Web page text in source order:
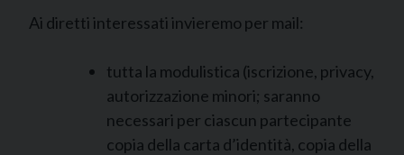
Ai diretti interessati invieremo per mail:
tutta la modulistica (iscrizione, privacy,
autorizzazione minori; saranno
necessari per ciascun partecipante
copia della carta d’identità, copia della